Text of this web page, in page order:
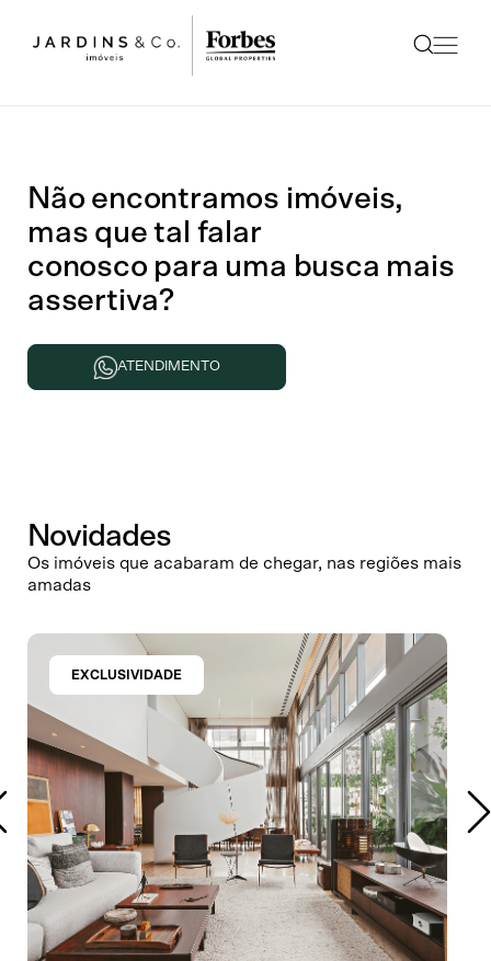
Não encontramos imóveis,
mas que tal falar
conosco para uma busca mais
assertiva?
ATENDIMENTO
Novidades
Os imóveis que acabaram de chegar, nas regiões mais
amadas
EXCLUSIVIDADE